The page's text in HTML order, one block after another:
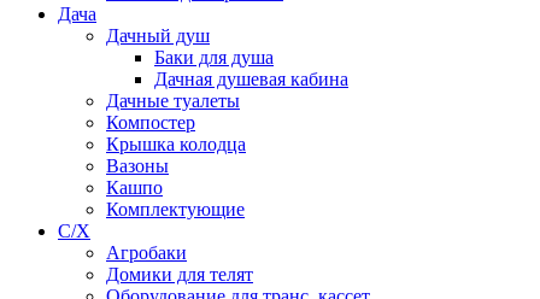
Дача
Дачный душ
Баки для душа
Дачная душевая кабина
Дачные туалеты
Компостер
Крышка колодца
Вазоны
Кашпо
Комплектующие
С/Х
Агробаки
Домики для телят